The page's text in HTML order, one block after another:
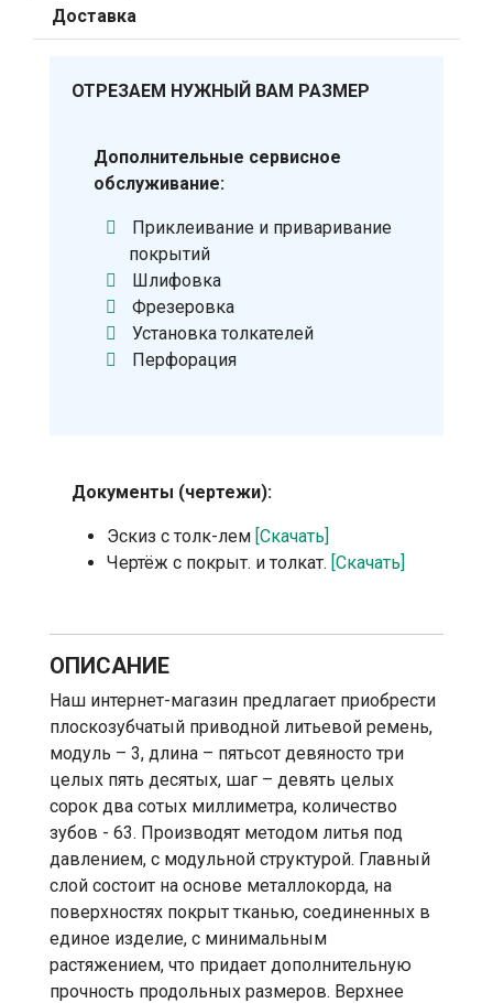
Доставка
ОТРЕЗАЕМ НУЖНЫЙ ВАМ РАЗМЕР
Дополнительные сервисное
обслуживание:
Приклеивание и приваривание
покрытий
Шлифовка
Фрезеровка
Установка толкателей
Перфорация
Документы (чертежи):
Эскиз с толк-лем [Скачать]
Чертёж с покрыт. и толкат. [Скачать]
ОПИСАНИЕ
Наш интернет-магазин предлагает приобрести
плоскозубчатый приводной литьевой ремень,
модуль – 3, длина – пятьсот девяносто три
целых пять десятых, шаг – девять целых
сорок два сотых миллиметра, количество
зубов - 63. Производят методом литья под
давлением, с модульной структурой. Главный
слой состоит на основе металлокорда, на
поверхностях покрыт тканью, соединенных в
единое изделие, c минимальным
растяжением, что придает дополнительную
прочность продольных размеров. Верхнее